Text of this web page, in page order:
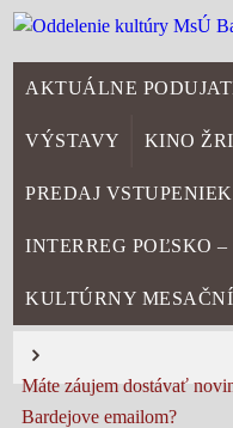
AKTUÁLNE
VÝSTAVY KINO
PREDAJ VSTUPENIEK
INTERREG POĽSKO
KULTÚRNY
Máte záujem dostávať
Bardejove emailom?